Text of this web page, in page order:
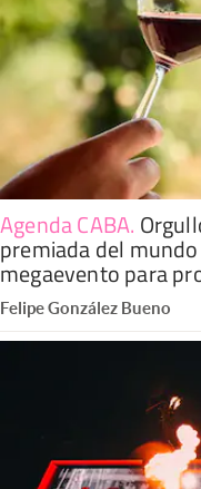
Agenda CABA.
premiada del
megaevento para
Felipe González Bueno